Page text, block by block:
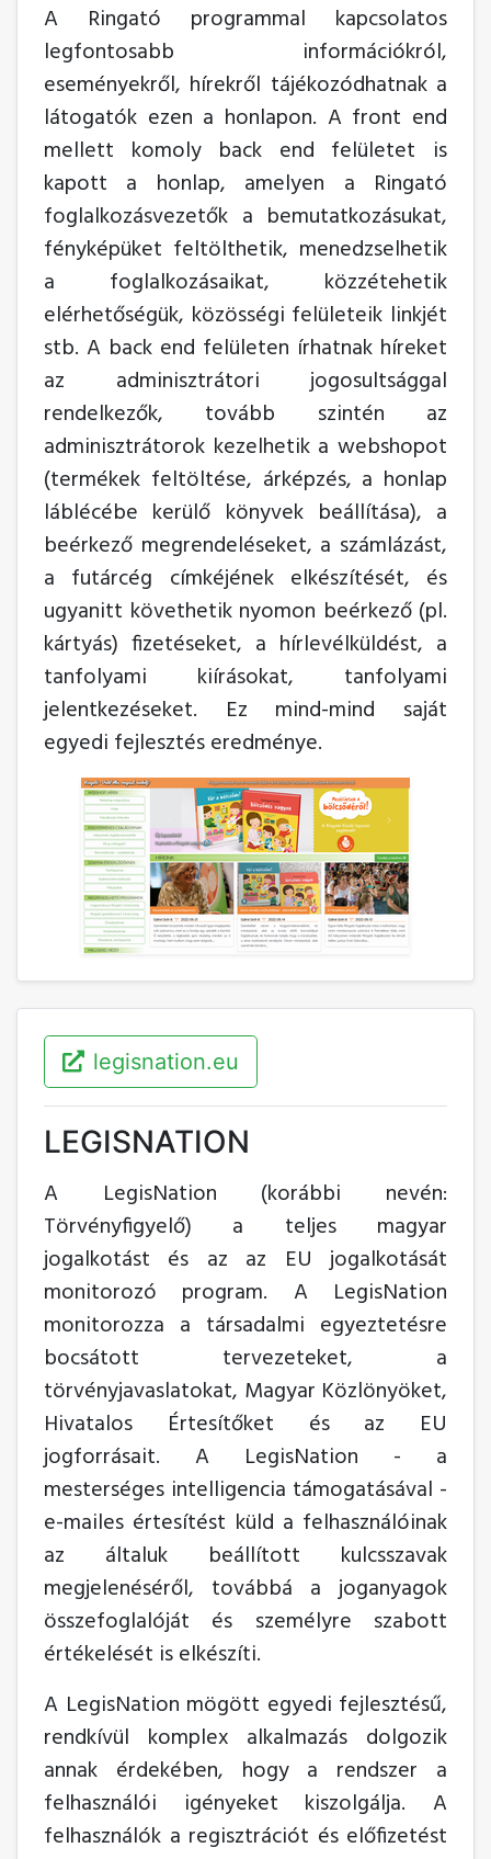
A Ringató programmal kapcsolatos
legfontosabb információkról,
eseményekről, hírekről tájékozódhatnak a
látogatók ezen a honlapon. A front end
mellett komoly back end felületet is
kapott a honlap, amelyen a Ringató
foglalkozásvezetők a bemutatkozásukat,
fényképüket feltölthetik, menedzselhetik
a foglalkozásaikat, közzétehetik
elérhetőségük, közösségi felületeik linkjét
stb. A back end felületen írhatnak híreket
az adminisztrátori jogosultsággal
rendelkezők, tovább szintén az
adminisztrátorok kezelhetik a webshopot
(termékek feltöltése, árképzés, a honlap
láblécébe kerülő könyvek beállítása), a
beérkező megrendeléseket, a számlázást,
a futárcég címkéjének elkészítését, és
ugyanitt követhetik nyomon beérkező (pl.
kártyás) fizetéseket, a hírlevélküldést, a
tanfolyami kiírásokat, tanfolyami
jelentkezéseket. Ez mind-mind saját
egyedi fejlesztés eredménye.
legisnation.eu
LEGISNATION
A LegisNation (korábbi nevén:
Törvényfigyelő) a teljes magyar
jogalkotást és az az EU jogalkotását
monitorozó program. A LegisNation
monitorozza a társadalmi egyeztetésre
bocsátott tervezeteket, a
törvényjavaslatokat, Magyar Közlönyöket,
Hivatalos Értesítőket és az EU
jogforrásait. A LegisNation - a
mesterséges intelligencia támogatásával -
e-mailes értesítést küld a felhasználóinak
az általuk beállított kulcsszavak
megjelenéséről, továbbá a joganyagok
összefoglalóját és személyre szabott
értékelését is elkészíti.
A LegisNation mögött egyedi fejlesztésű,
rendkívül komplex alkalmazás dolgozik
annak érdekében, hogy a rendszer a
felhasználói igényeket kiszolgálja. A
felhasználók a regisztrációt és előfizetést